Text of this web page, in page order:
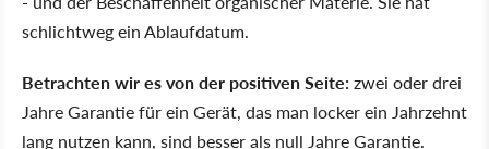
schlichtweg ein Ablaufdatum.
Betrachten wir es von der positiven Seite:zwei oder drei
Jahre Garantie für ein Gerät, das man locker ein Jahrzehnt
lang nutzen kann, sind besser als null Jahre Garantie.